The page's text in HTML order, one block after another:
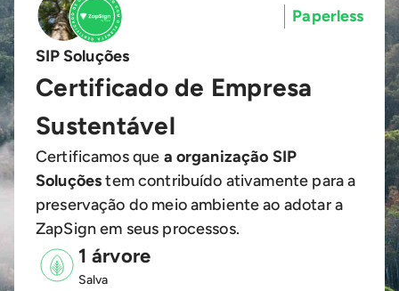
SIP Soluções
Paperless
Certificado de Empresa
Sustentável
Certificamos que a organização SIP
Soluçõestem contribuído ativamente para a
preservação do meio ambiente ao adotar a
ZapSign em seus processos.
1 árvore
Salva